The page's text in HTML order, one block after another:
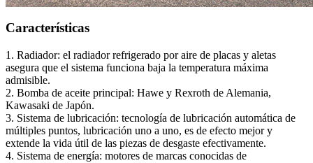
Características
1. Radiador: el radiador refrigerado por aire de placas y aletas
asegura que el sistema funciona baja la temperatura máxima
admisible.
2. Bomba de aceite principal: Hawe y Rexroth de Alemania,
Kawasaki de Japón.
3. Sistema de lubricación: tecnología de lubricación automática de
múltiples puntos, lubricación uno a uno, es de efecto mejor y
extende la vida útil de las piezas de desgaste efectivamente.
4. Sistema de energía: motores de marcas conocidas de